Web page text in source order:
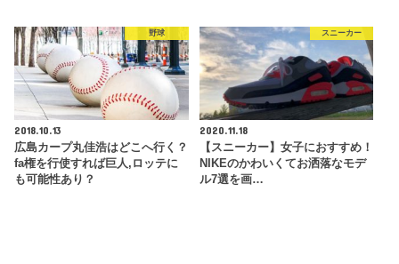
野球
2018.10.13
広島カープ丸佳浩はどこへ行く？
fa権を行使すれば巨人,ロッテに
も可能性あり？
スニーカー
2020.11.18
【スニーカー】女子におすすめ！
NIKEのかわいくてお洒落なモデ
ル7選を画…